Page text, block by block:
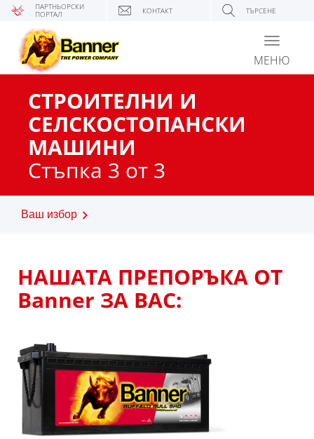
ПАРТНЬОРСКИ
ПОРТАЛ КОНТАКТ ТЪРСЕНЕ
Toggle
МЕНЮ
СТРОИТЕЛНИ И
СЕЛСКОСТОПАНСКИ
МАШИНИ
Стъпка 3 от 3
Ваш избор
НАШАТА ПРЕПОРЪКА ОТ
Banner ЗА ВАС: